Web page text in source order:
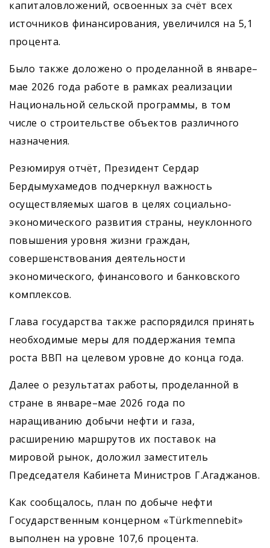
капиталовложений, освоенных за счёт всех
источников финансирования, увеличился на 5,1
процента.
Было также доложено о проделанной в январе–
мае 2026 года работе в рамках реализации
Национальной сельской программы, в том
числе о строительстве объектов различного
назначения.
Резюмируя отчёт, Президент Сердар
Бердымухамедов подчеркнул важность
осуществляемых шагов в целях социально-
экономического развития страны, неуклонного
повышения уровня жизни граждан,
совершенствования деятельности
экономического, финансового и банковского
комплексов.
Глава государства также распорядился принять
необходимые меры для поддержания темпа
роста ВВП на целевом уровне до конца года.
Далее о результатах работы, проделанной в
стране в январе–мае 2026 года по
наращиванию добычи нефти и газа,
расширению маршрутов их поставок на
мировой рынок, доложил заместитель
Председателя Кабинета Министров Г.Агаджанов.
Как сообщалось, план по добыче нефти
Государственным концерном «Türkmennebit»
выполнен на уровне 107,6 процента.